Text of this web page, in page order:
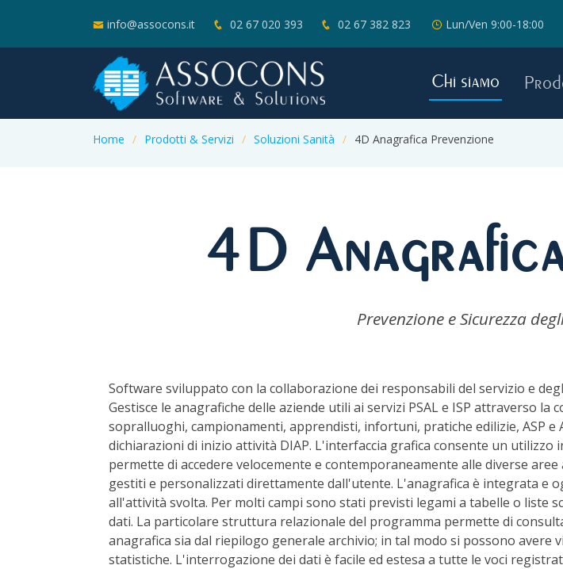
info@assocons.it 02 67 020 393 02 67 382 823 Lun/Ven 9:00-18:00
Chi siamo
Home Prodotti & Servizi Soluzioni Sanità 4D Anagrafica Prevenzione
4D
Prevenzione e Sicurezza
Software sviluppato con la collaborazione dei responsabili del servizio e
Gestisce le anagrafiche delle aziende utili ai servizi PSAL e ISP attraverso
sopralluoghi, campionamenti, apprendisti, infortuni, pratiche edilizie, ASP
dichiarazioni di inizio attività DIAP. L'interfaccia grafica consente un
permette di accedere velocemente e contemporaneamente alle diverse
gestiti e personalizzati direttamente dall'utente. L'anagrafica è integrata e
all'attività svolta. Per molti campi sono stati previsti legami a tabelle o liste
dati. La particolare struttura relazionale del programma permette di
anagrafica sia dal riepilogo generale archivio; in tal modo si possono
statistiche. L'interrogazione dei dati è facile ed estesa a tutte le voci